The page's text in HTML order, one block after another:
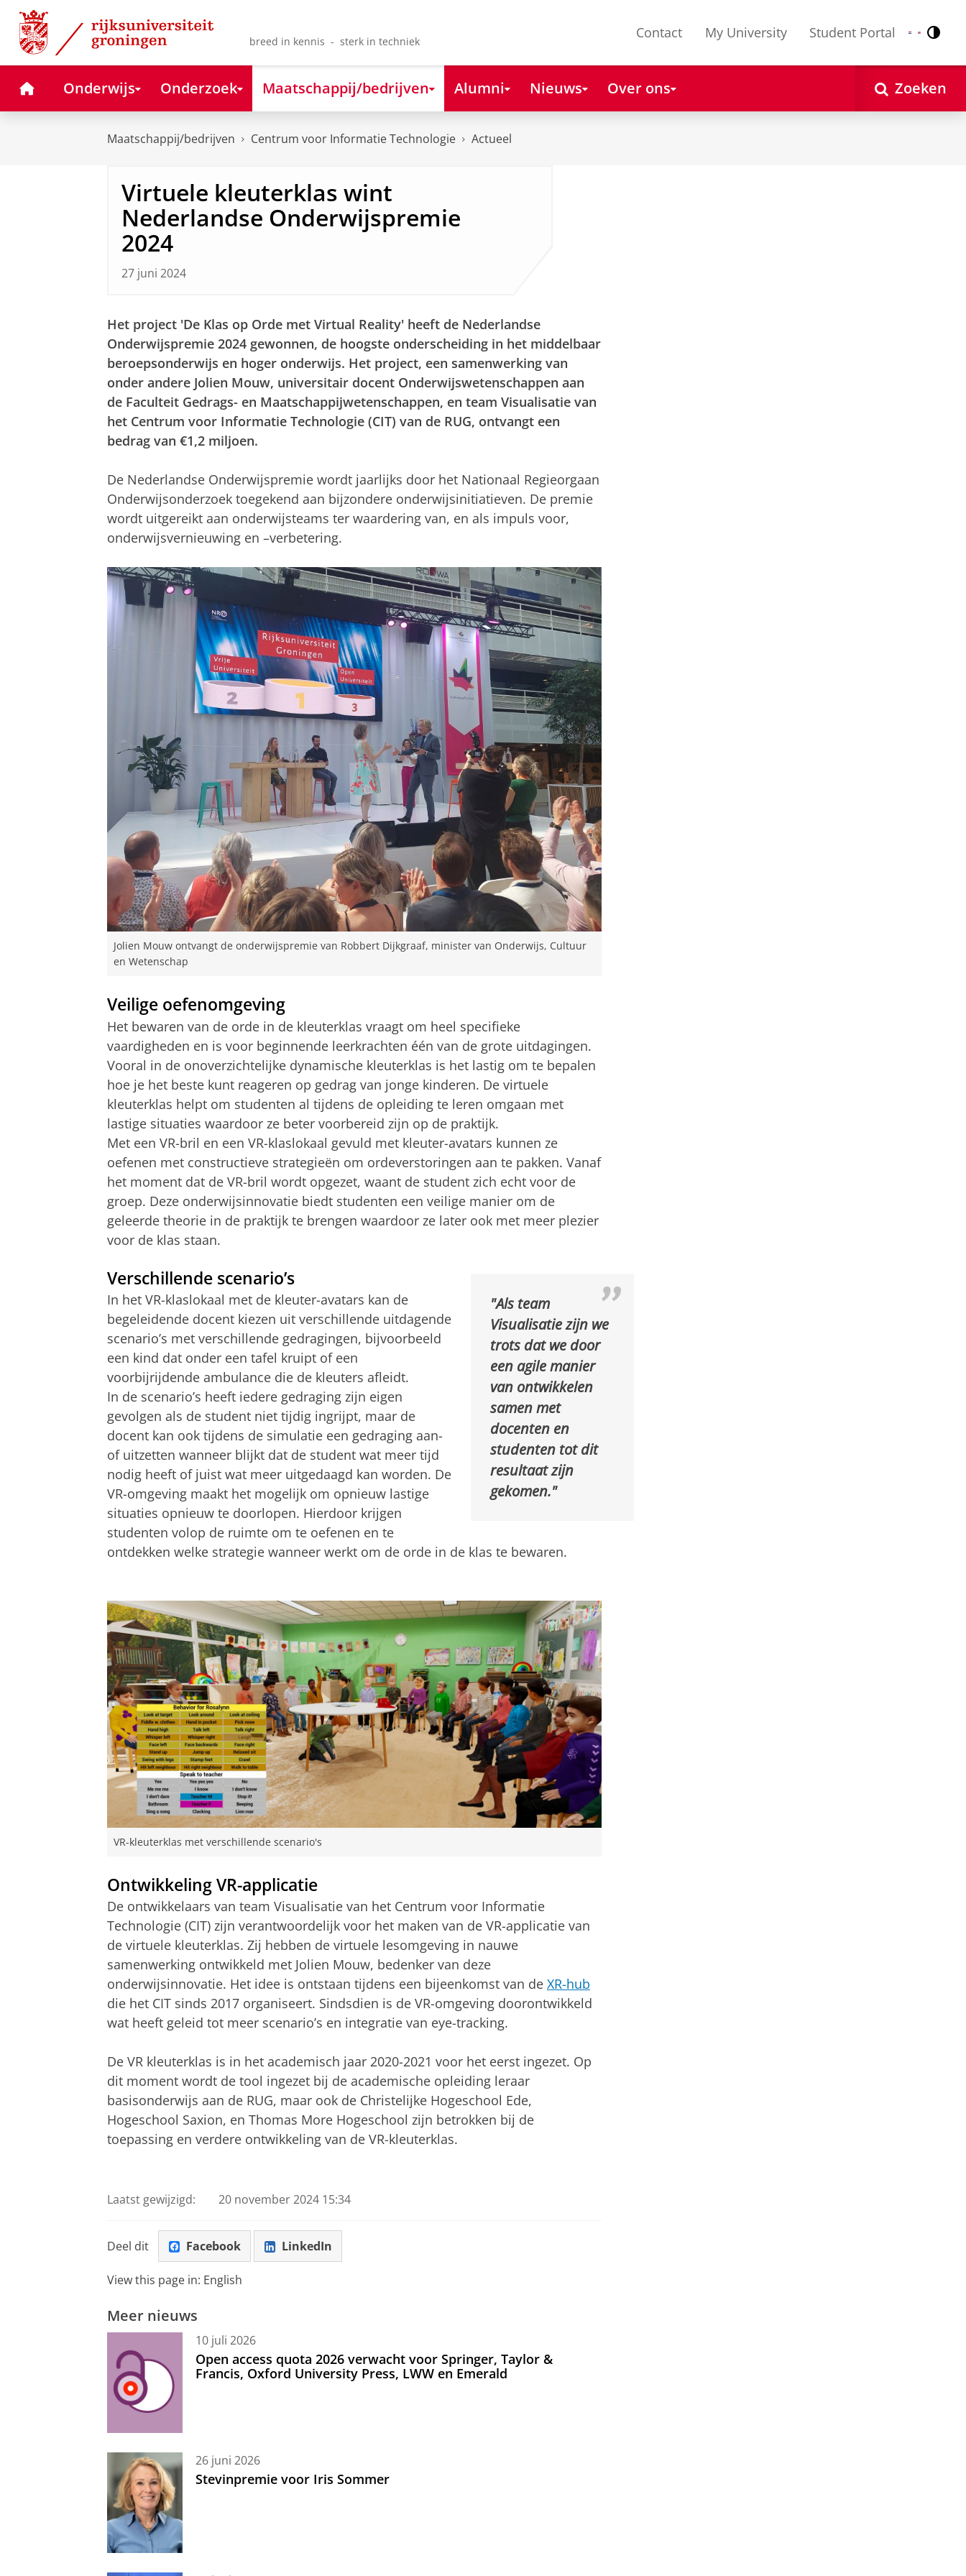
Skip
Content
Skip
Navigation
breed in kennis - sterk in techniek
Contact My University Student Portal Nederlands
English
HomeOnderwijs Onderzoek Maatschappij/bedrijven Alumni Nieuws Over ons Zoeken
Maatschappij/bedrijven Centrum voor Informatie Technologie Actueel
Virtuele kleuterklas wint
Nederlandse Onderwijspremie
2024
27 juni 2024
Het project 'De Klas op Orde met Virtual Reality' heeft de Nederlandse
Onderwijspremie 2024 gewonnen, de hoogste onderscheiding in het middelbaar
beroepsonderwijs en hoger onderwijs. Het project, een samenwerking van
onder andere Jolien Mouw, universitair docent Onderwijswetenschappen aan
de Faculteit Gedrags- en Maatschappijwetenschappen, en team Visualisatie van
het Centrum voor Informatie Technologie (CIT) van de RUG, ontvangt een
bedrag van €1,2 miljoen.
De Nederlandse Onderwijspremie wordt jaarlijks door het Nationaal Regieorgaan
Onderwijsonderzoek toegekend aan bijzondere onderwijsinitiatieven. De premie
wordt uitgereikt aan onderwijsteams ter waardering van, en als impuls voor,
onderwijsvernieuwing en –verbetering.
Jolien Mouw ontvangt de onderwijspremie van Robbert Dijkgraaf, minister van Onderwijs, Cultuur
en Wetenschap
Veilige oefenomgeving
Het bewaren van de orde in de kleuterklas vraagt om heel specifieke
vaardigheden en is voor beginnende leerkrachten één van de grote uitdagingen.
Vooral in de onoverzichtelijke dynamische kleuterklas is het lastig om te bepalen
hoe je het beste kunt reageren op gedrag van jonge kinderen. De virtuele
kleuterklas helpt om studenten al tijdens de opleiding te leren omgaan met
lastige situaties waardoor ze beter voorbereid zijn op de praktijk.
Met een VR-bril en een VR-klaslokaal gevuld met kleuter-avatars kunnen ze
oefenen met constructieve strategieën om ordeverstoringen aan te pakken. Vanaf
het moment dat de VR-bril wordt opgezet, waant de student zich echt voor de
groep. Deze onderwijsinnovatie biedt studenten een veilige manier om de
geleerde theorie in de praktijk te brengen waardoor ze later ook met meer plezier
voor de klas staan.
"Als team
Visualisatie zijn we
trots dat we door
een agile manier
van ontwikkelen
samen met
docenten en
studenten tot dit
resultaat zijn
gekomen."
Verschillende scenario’s
In het VR-klaslokaal met de kleuter-avatars kan de
begeleidende docent kiezen uit verschillende uitdagende
scenario’s met verschillende gedragingen, bijvoorbeeld
een kind dat onder een tafel kruipt of een
voorbijrijdende ambulance die de kleuters afleidt.
In de scenario’s heeft iedere gedraging zijn eigen
gevolgen als de student niet tijdig ingrijpt, maar de
docent kan ook tijdens de simulatie een gedraging aan-
of uitzetten wanneer blijkt dat de student wat meer tijd
nodig heeft of juist wat meer uitgedaagd kan worden. De
VR-omgeving maakt het mogelijk om opnieuw lastige
situaties opnieuw te doorlopen. Hierdoor krijgen
studenten volop de ruimte om te oefenen en te
ontdekken welke strategie wanneer werkt om de orde in de klas te bewaren.
VR-kleuterklas met verschillende scenario's
Ontwikkeling VR-applicatie
De ontwikkelaars van team Visualisatie van het Centrum voor Informatie
Technologie (CIT) zijn verantwoordelijk voor het maken van de VR-applicatie van
de virtuele kleuterklas. Zij hebben de virtuele lesomgeving in nauwe
samenwerking ontwikkeld met Jolien Mouw, bedenker van deze
onderwijsinnovatie. Het idee is ontstaan tijdens een bijeenkomst van de XR-hub
die het CIT sinds 2017 organiseert. Sindsdien is de VR-omgeving doorontwikkeld
wat heeft geleid tot meer scenario’s en integratie van eye-tracking.
De VR kleuterklas is in het academisch jaar 2020-2021 voor het eerst ingezet. Op
dit moment wordt de tool ingezet bij de academische opleiding leraar
basisonderwijs aan de RUG, maar ook de Christelijke Hogeschool Ede,
Hogeschool Saxion, en Thomas More Hogeschool zijn betrokken bij de
toepassing en verdere ontwikkeling van de VR-kleuterklas.
Laatst gewijzigd: 20 november 2024 15:34
Deel dit Facebook LinkedIn
View this page in: English
Meer nieuws
10 juli 2026
Open access quota 2026 verwacht voor Springer, Taylor &
Francis, Oxford University Press, LWW en Emerald
26 juni 2026
Stevinpremie voor Iris Sommer